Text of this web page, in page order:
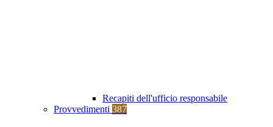
Recapiti dell'ufficio responsabile
Provvedimenti 387